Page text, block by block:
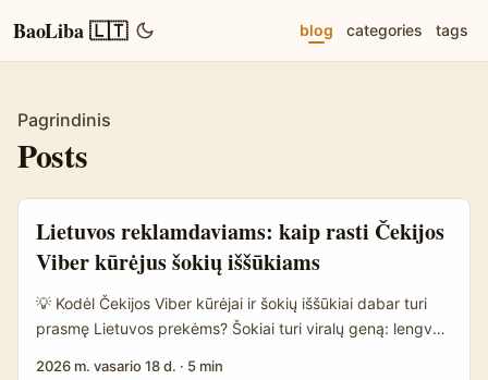
BaoLiba 🇱🇹 blog categories tags
Pagrindinis
Posts
Lietuvos reklamdaviams: kaip rasti Čekijos
Viber kūrėjus šokių iššūkiams
💡 Kodėl Čekijos Viber kūrėjai ir šokių iššūkiai dabar turi
prasmę Lietuvos prekėms? Šokiai turi viralų geną: lengva
2026 m. vasario 18 d. · 5 min